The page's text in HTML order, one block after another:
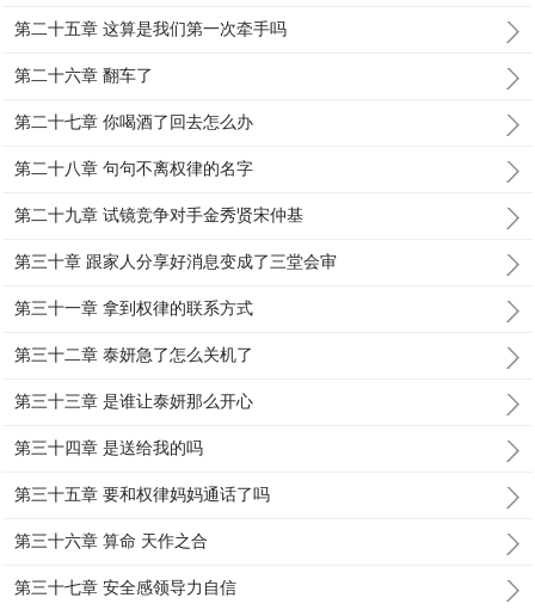
第二十五章 这算是我们第一次牵手吗
第二十六章 翻车了
第二十七章 你喝酒了回去怎么办
第二十八章 句句不离权律的名字
第二十九章 试镜竞争对手金秀贤宋仲基
第三十章 跟家人分享好消息变成了三堂会审
第三十一章 拿到权律的联系方式
第三十二章 泰妍急了怎么关机了
第三十三章 是谁让泰妍那么开心
第三十四章 是送给我的吗
第三十五章 要和权律妈妈通话了吗
第三十六章 算命 天作之合
第三十七章 安全感领导力自信